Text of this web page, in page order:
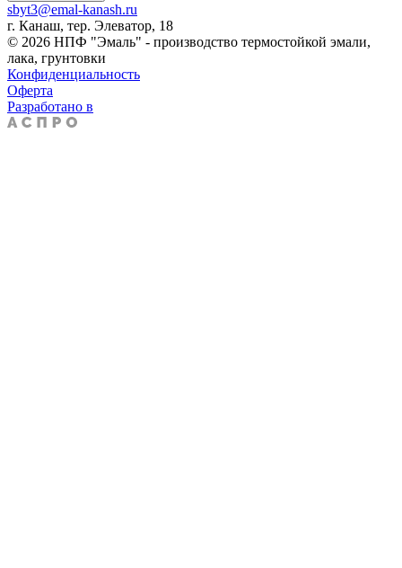
sbyt3@emal-kanash.ru
г. Канаш, тер. Элеватор, 18
© 2026 НПФ "Эмаль" - производство термостойкой эмали,
лака, грунтовки
Конфиденциальность
Оферта
Разработано в